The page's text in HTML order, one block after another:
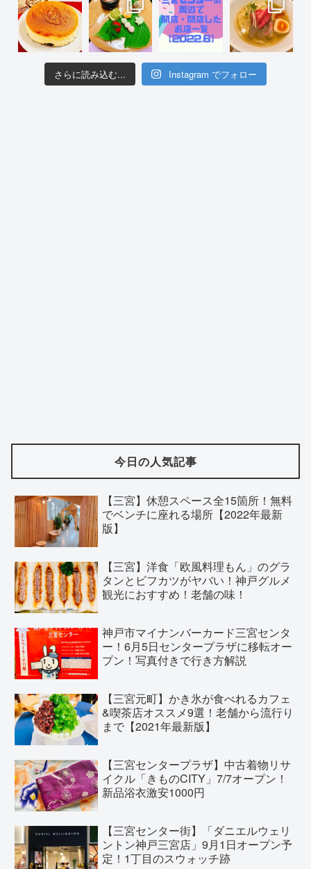
さらに読み込む... Instagram でフォロー
今日の人気記事
【三宮】休憩スペース全15箇所！無料
でベンチに座れる場所【2022年最新
版】
【三宮】洋食「欧風料理もん」のグラ
タンとビフカツがヤバい！神戸グルメ
観光におすすめ！老舗の味！
神戸市マイナンバーカード三宮センタ
ー！6月5日センタープラザに移転オー
プン！写真付きで行き方解説
【三宮元町】かき氷が食べれるカフェ
&喫茶店オススメ9選！老舗から流行り
まで【2021年最新版】
【三宮センタープラザ】中古着物リサ
イクル「きものCITY」7/7オープン！
新品浴衣激安1000円
【三宮センター街】「ダニエルウェリ
ントン神戸三宮店」9月1日オープン予
定！1丁目のスウォッチ跡